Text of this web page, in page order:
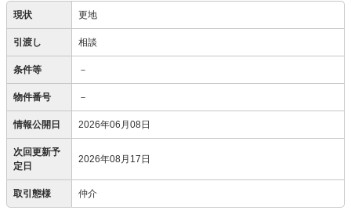
現状 更地
引渡し 相談
条件等 －
物件番号 －
情報公開日 2026年06月08日
次回更新予
定日
2026年08月17日
取引態様 仲介